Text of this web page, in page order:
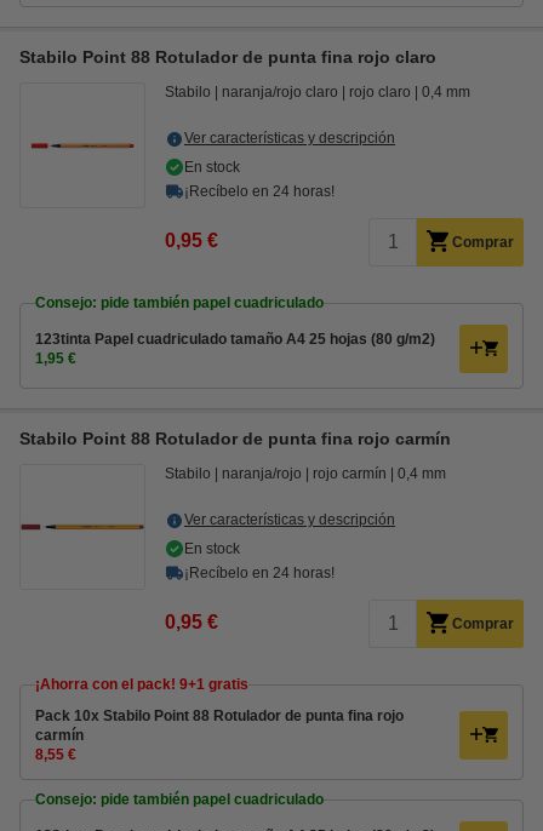
Stabilo Point 88 Rotulador de punta fina rojo claro
Stabilo naranja/rojo claro rojo claro 0,4 mm
Ver características y descripción
En stock
¡Recíbelo en 24 horas!
0,95 € Comprar
Consejo: pide también papel cuadriculado
123tinta Papel cuadriculado tamaño A4 25 hojas (80 g/m2)
1,95 €
Stabilo Point 88 Rotulador de punta fina rojo carmín
Stabilo naranja/rojo rojo carmín 0,4 mm
Ver características y descripción
En stock
¡Recíbelo en 24 horas!
0,95 € Comprar
¡Ahorra con el pack! 9+1 gratis
Pack 10x Stabilo Point 88 Rotulador de punta fina rojo
carmín
8,55 €
Consejo: pide también papel cuadriculado